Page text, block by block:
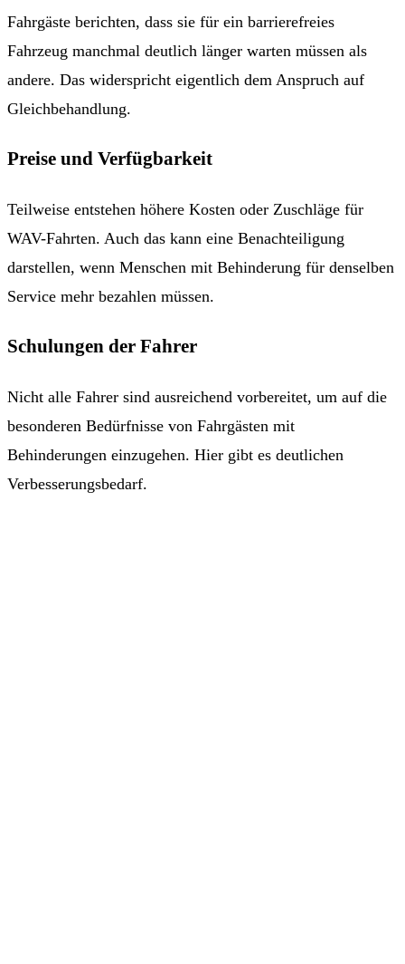
Fahrgäste berichten, dass sie für ein barrierefreies
Fahrzeug manchmal deutlich länger warten müssen als
andere. Das widerspricht eigentlich dem Anspruch auf
Gleichbehandlung.
Preise und Verfügbarkeit
Teilweise entstehen höhere Kosten oder Zuschläge für
WAV-Fahrten. Auch das kann eine Benachteiligung
darstellen, wenn Menschen mit Behinderung für denselben
Service mehr bezahlen müssen.
Schulungen der Fahrer
Nicht alle Fahrer sind ausreichend vorbereitet, um auf die
besonderen Bedürfnisse von Fahrgästen mit
Behinderungen einzugehen. Hier gibt es deutlichen
Verbesserungsbedarf.